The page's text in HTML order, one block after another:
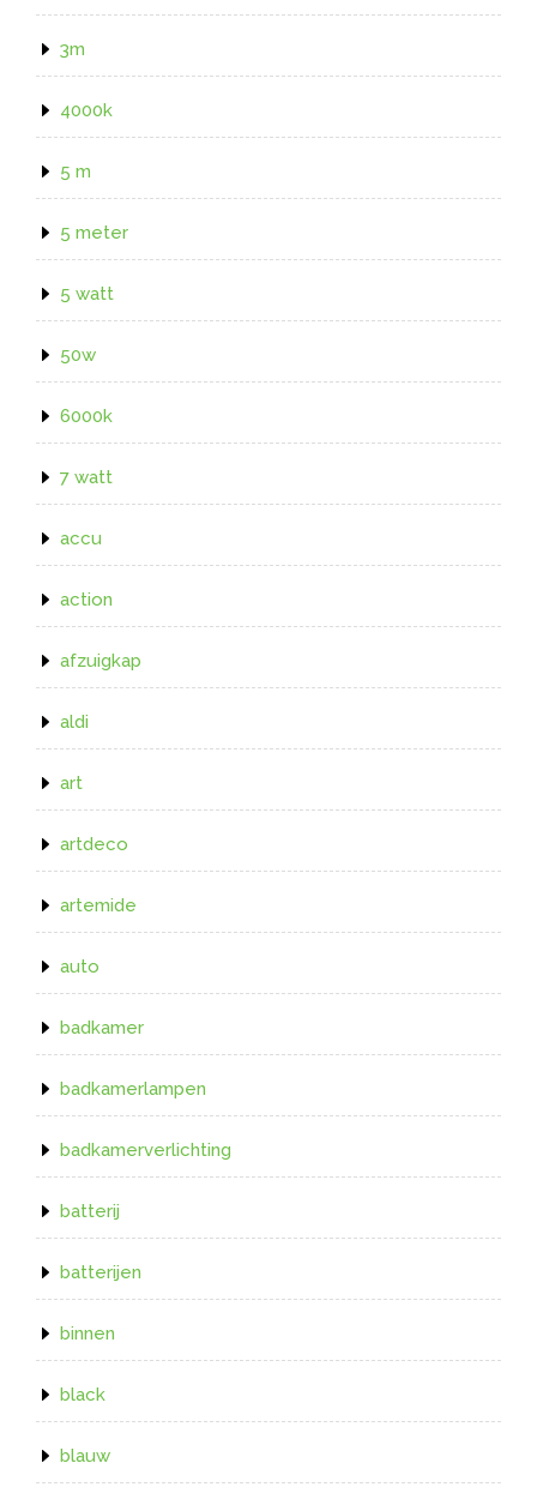
3m
4000k
5 m
5 meter
5 watt
50w
6000k
7 watt
accu
action
afzuigkap
aldi
art
artdeco
artemide
auto
badkamer
badkamerlampen
badkamerverlichting
batterij
batterijen
binnen
black
blauw